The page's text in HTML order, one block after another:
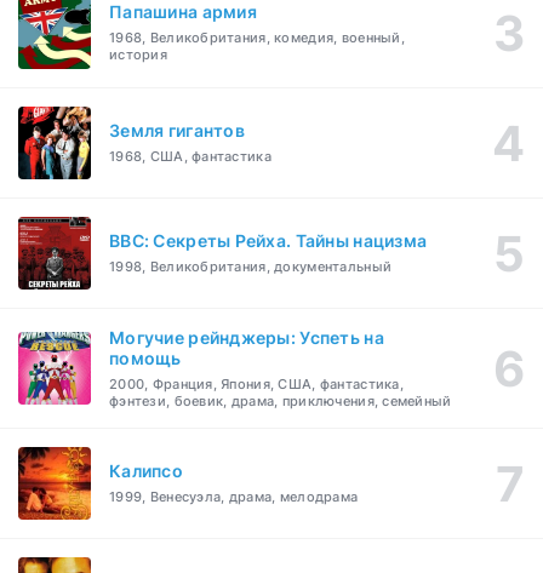
Папашина армия
1968, Великобритания, комедия, военный,
история
Земля гигантов
1968, США, фантастика
BBC: Секреты Рейха. Тайны нацизма
1998, Великобритания, документальный
Могучие рейнджеры: Успеть на
помощь
2000, Франция, Япония, США, фантастика,
фэнтези, боевик, драма, приключения, семейный
Калипсо
1999, Венесуэла, драма, мелодрама